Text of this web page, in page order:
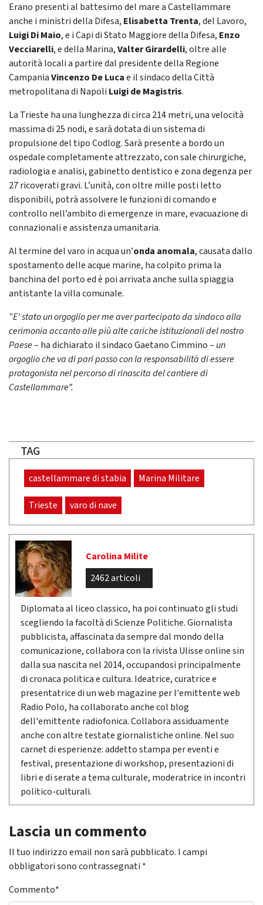
Erano presenti al battesimo del mare a Castellammare
anche i ministri della Difesa, Elisabetta Trenta, del Lavoro,
Luigi Di Maio, e i Capi di Stato Maggiore della Difesa, Enzo
Vecciarelli, e della Marina,Valter Girardelli, oltre alle
autorità locali a partire dal presidente della Regione
CampaniaVincenzo De Lucae il sindaco della Città
metropolitana di Napoli Luigi de Magistris.
La Trieste ha una lunghezza di circa 214 metri, una velocità
massima di 25 nodi, e sarà dotata di un sistema di
propulsione del tipo Codlog. Sarà presente a bordo un
ospedale completamente attrezzato, con sale chirurgiche,
radiologia e analisi, gabinetto dentistico e zona degenza per
27 ricoverati gravi. L’unità, con oltre mille posti letto
disponibili, potrà assolvere le funzioni di comando e
controllo nell’ambito di emergenze in mare, evacuazione di
connazionali e assistenza umanitaria.
Al termine del varo in acqua un’onda anomala, causata dallo
spostamento delle acque marine, ha colpito prima la
banchina del porto ed è poi arrivata anche sulla spiaggia
antistante la villa comunale.
“E’ stato un orgoglio per me aver partecipato da sindaco alla
cerimonia accanto alle più alte cariche istituzionali del nostro
Paese– ha dichiarato il sindaco Gaetano Cimmino –un
orgoglio che va di pari passo con la responsabilità di essere
protagonista nel percorso di rinascita del cantiere di
Castellammare”.
TAG
castellammare di stabia Marina Militare
Trieste varo di nave
Carolina Milite
2462 articoli
Diplomata al liceo classico, ha poi continuato gli studi
scegliendo la facoltà di Scienze Politiche. Giornalista
pubblicista, affascinata da sempre dal mondo della
comunicazione, collabora con la rivista Ulisse online sin
dalla sua nascita nel 2014, occupandosi principalmente
di cronaca politica e cultura. Ideatrice, curatrice e
presentatrice di un web magazine per l'emittente web
Radio Polo, ha collaborato anche col blog
dell'emittente radiofonica. Collabora assiduamente
anche con altre testate giornalistiche online. Nel suo
carnet di esperienze: addetto stampa per eventi e
festival, presentazione di workshop, presentazioni di
libri e di serate a tema culturale, moderatrice in incontri
politico-culturali.
Lascia un commento
Il tuo indirizzo email non sarà pubblicato. I campi
obbligatori sono contrassegnati *
Commento*